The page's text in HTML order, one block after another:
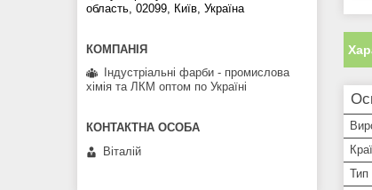
Тип
область, 02099, Київ, Україна
Індустріальні фарби - промислова
хімія та ЛКМ оптом по Україні
Віталій